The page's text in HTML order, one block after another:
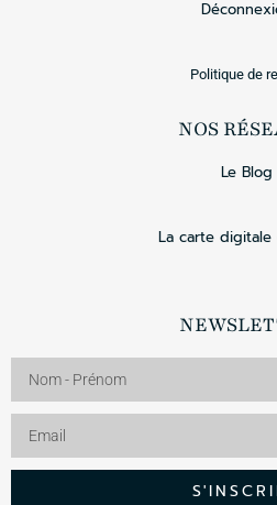
Politique de
NOS
Le Blog
La carte digitale